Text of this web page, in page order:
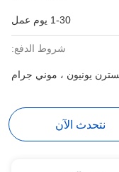
1-30 يوم عمل
شروط الدفع:
نتحدث الآن